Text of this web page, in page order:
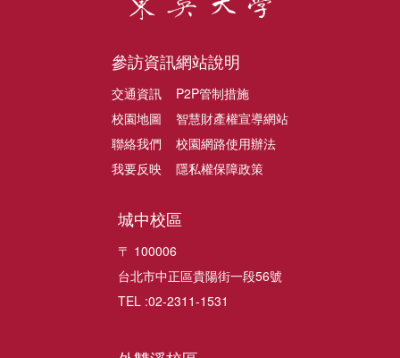
參訪資訊
交通資訊
校園地圖
聯絡我們
我要反映
網站說明
P2P管制措施
智慧財產權宣導網站
校園網路使用辦法
隱私權保障政策
城中校區
〒 100006
台北市中正區貴陽街一段56號
TEL :02-2311-1531